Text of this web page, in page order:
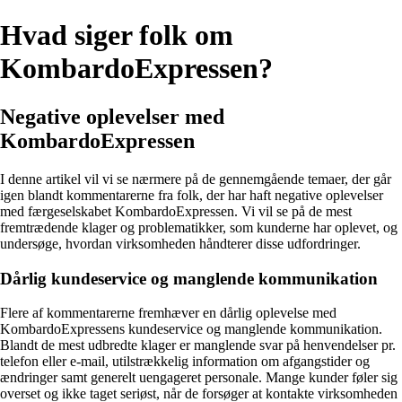
Hvad siger folk om
KombardoExpressen?
Negative oplevelser med
KombardoExpressen
I denne artikel vil vi se nærmere på de gennemgående temaer, der går
igen blandt kommentarerne fra folk, der har haft negative oplevelser
med færgeselskabet KombardoExpressen. Vi vil se på de mest
fremtrædende klager og problematikker, som kunderne har oplevet, og
undersøge, hvordan virksomheden håndterer disse udfordringer.
Dårlig kundeservice og manglende kommunikation
Flere af kommentarerne fremhæver en dårlig oplevelse med
KombardoExpressens kundeservice og manglende kommunikation.
Blandt de mest udbredte klager er manglende svar på henvendelser pr.
telefon eller e-mail, utilstrækkelig information om afgangstider og
ændringer samt generelt uengageret personale. Mange kunder føler sig
overset og ikke taget seriøst, når de forsøger at kontakte virksomheden